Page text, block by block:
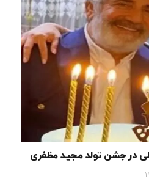
در جشن تولد مجید مظفری